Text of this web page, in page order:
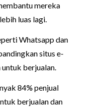
mereka
luas lagi.
Whatsapp dan
situs e-
berjualan.
84% penjual
berjualan dan